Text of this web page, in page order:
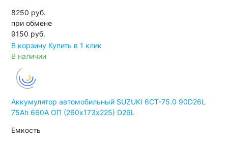
8250 руб.
при обмене
9150 руб.
В корзину Купить в 1 клик
В наличии
Аккумулятор автомобильный SUZUKI 6СТ-75.0 90D26L
75Ah 660A ОП (260х173х225) D26L
Емкость